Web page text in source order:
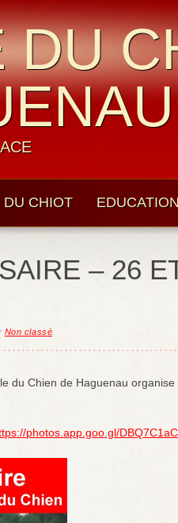
DU
DU CHIOT
– 26
Non classé
du Chien de Haguenau
photos.app.goo.gl/